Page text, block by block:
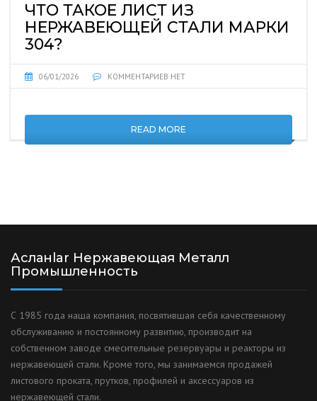
ЧТО ТАКОЕ ЛИСТ ИЗ
НЕРЖАВЕЮЩЕЙ СТАЛИ МАРКИ
304?
06/01/2026 КОММЕНТАРИЕВ НЕТ
READ MORE
Асланlar Нержавеющая Металл
Промышленность
С 1985 года наша компания, посвятившая себя качественному
обслуживанию и постоянному развитию, производит на
собственном заводе смесительные резервуары и реакторы из
нержавеющей стали. Кроме того, мы занимаемся продажей
листового проката, прутков, профилей и аксессуаров из
нержавеющей стали.